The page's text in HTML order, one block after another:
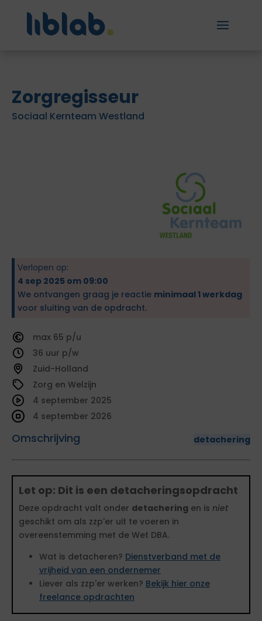
Zorgregisseur
Sociaal Kernteam Westland
Verlopen op:
4 sep 2025 om 09:00
We ontvangen graag je reactie minimaal 1 werkdag
voor sluiting van de opdracht.
65
36
Zuid-Holland
Zorg en Welzijn
Omschrijving detachering
4 september 2025
4 september 2026
Let op: Dit is een detacheringsopdracht
Deze opdracht valt onder detachering en is niet
geschikt om als zzp'er uit te voeren in
overeenstemming met de Wet DBA.
Wat is detacheren? Dienstverband met de
vrijheid van een ondernemer
Liever als zzp'er werken? Bekijk hier onze
freelance opdrachten